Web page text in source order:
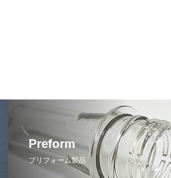
Preform
プリフォーム製品